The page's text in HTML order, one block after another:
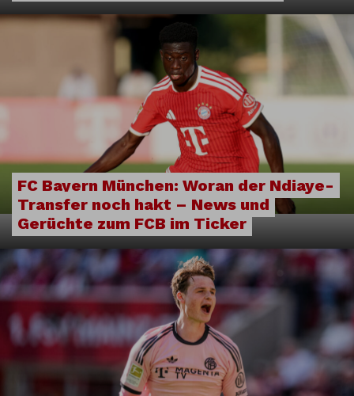
FC Bayern München: Woran der Ndiaye-
Transfer noch hakt – News und
Gerüchte zum FCB im Ticker